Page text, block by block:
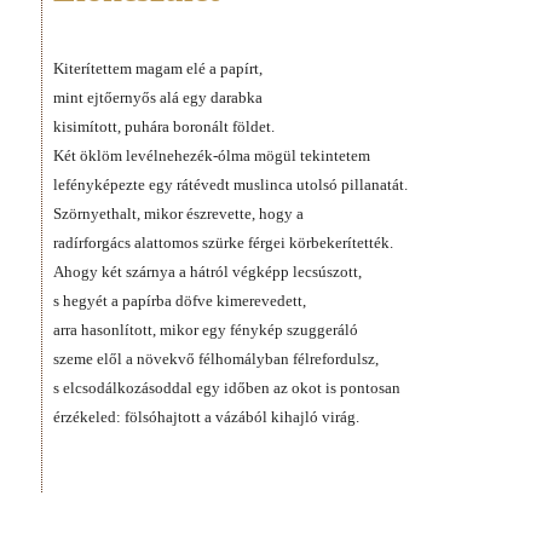
Kiterítettem magam elé a papírt,
mint ejtőernyős alá egy darabka
kisimított, puhára boronált földet.
Két öklöm levélnehezék-ólma mögül tekintetem
lefényképezte egy rátévedt muslinca utolsó pillanatát.
Szörnyethalt, mikor észrevette, hogy a
radírforgács alattomos szürke férgei körbekerítették.
Ahogy két szárnya a hátról végképp lecsúszott,
s hegyét a papírba döfve kimerevedett,
arra hasonlított, mikor egy fénykép szuggeráló
szeme elől a növekvő félhomályban félrefordulsz,
s elcsodálkozásoddal egy időben az okot is pontosan
érzékeled: fölsóhajtott a vázából kihajló virág.